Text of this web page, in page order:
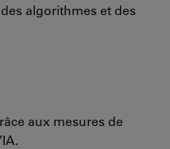
algorithmes et des
aux mesures de